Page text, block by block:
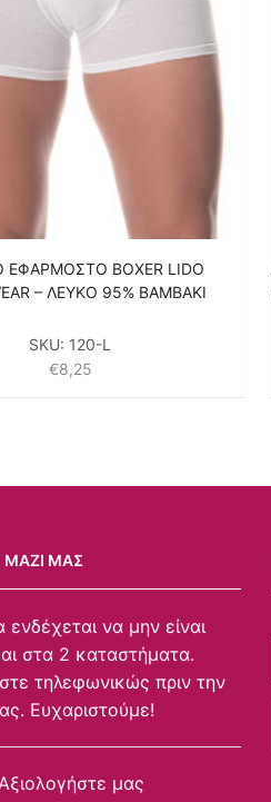
ΕΦΑΡΜΟΣΤΟ BOXER LIDO
– ΛΕΥΚΟ 95% ΒΑΜΒΑΚΙ
SKU: 120-L
€8,25
ΜΑΖΊ ΜΑΣ
ενδέχεται να μην είναι
στα 2 καταστήματα.
τηλεφωνικώς πριν την
Ευχαριστούμε!
Αξιολογήστε μας